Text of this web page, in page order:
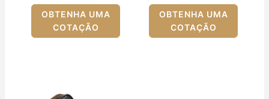
OBTENHA UMA
COTAÇÃO
OBTENHA UMA
COTAÇÃO